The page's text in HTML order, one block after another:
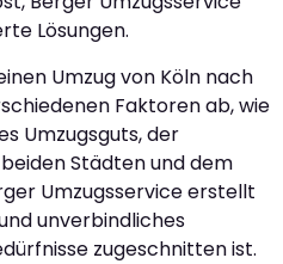
Lösungen.
Umzug von Köln nach
Faktoren ab, wie
Umzugsguts, der
Städten und dem
Umzugsservice erstellt
unverbindliches
zugeschnitten ist.